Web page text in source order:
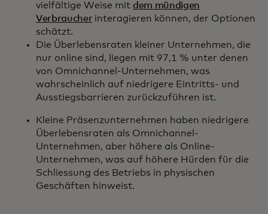
vielfältige Weise mit dem mündigen
Verbraucherinteragieren können, der Optionen
schätzt.
Die Überlebensraten kleiner Unternehmen, die
nur online sind, liegen mit 97,1 % unter denen
von Omnichannel-Unternehmen, was
wahrscheinlich auf niedrigere Eintritts- und
Ausstiegsbarrieren zurückzuführen ist.
Kleine Präsenzunternehmen haben niedrigere
Überlebensraten als Omnichannel-
Unternehmen, aber höhere als Online-
Unternehmen, was auf höhere Hürden für die
Schliessung des Betriebs in physischen
Geschäften hinweist.